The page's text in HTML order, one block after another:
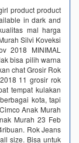
product product
in dark and
mal harga
Silvi Koveksi
2018 MINIMAL
bisa pilih warna
chat Grosir Rok
11 grosir rok
tempat kulakan
kota, tapi
Anak Murah
Murah 23 Feb
Rok Jeans
size. Bisa untuk